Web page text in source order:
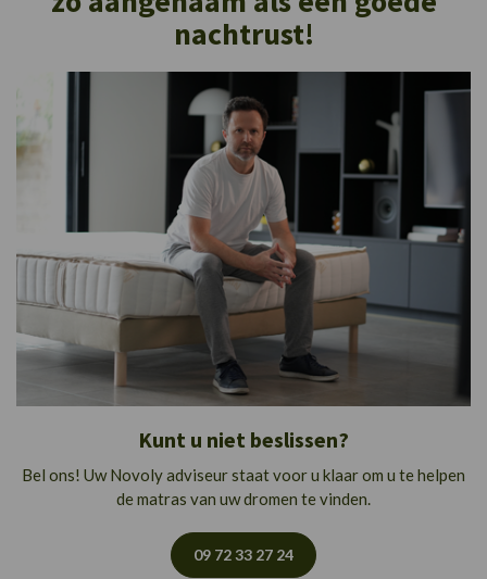
nachtrust!
Kunt u niet beslissen?
Bel ons! Uw Novoly adviseur staat voor u klaar om u te helpen
de matras van uw dromen te vinden.
09 72 33 27 24